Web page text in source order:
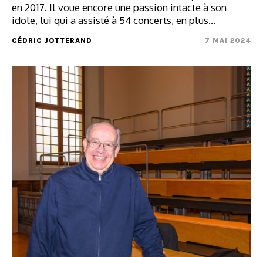
en 2017. Il voue encore une passion intacte à son
idole, lui qui a assisté à 54 concerts, en plus…
CÉDRIC JOTTERAND 7 MAI 2024